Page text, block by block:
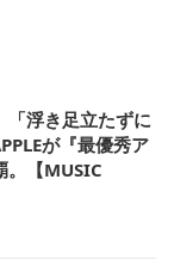
「浮き足立たずに
が『最優秀ア
。【MUSIC